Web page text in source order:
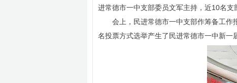
进常德市一中支部委员文军主持，近10名支
会上，民进常德市一中支部作筹备工
名投票方式选举产生了民进常德市一中新一